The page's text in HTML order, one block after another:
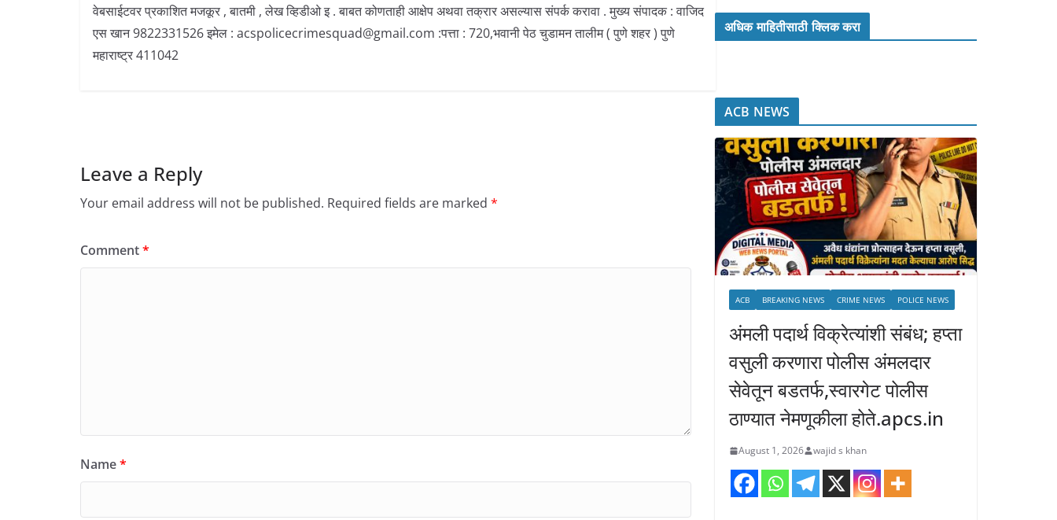
वेबसाईटवर प्रकाशित मजकूर , बातमी , लेख व्हिडीओ इ . बाबत कोणताही आक्षेप अथवा तक्रार असल्यास संपर्क करावा . मुख्य संपादक : वाजिद
एस खान 9822331526 इमेल : acspolicecrimesquad@gmail.com :पत्ता : 720,भवानी पेठ चुडामन तालीम ( पुणे शहर ) पुणे
महाराष्ट्र 411042
Leave a Reply
Your email address will not be published. Required fields are marked *
Comment*
Name*
अधिक माहितीसाठी क्लिक करा
ACB NEWS
ACB BREAKING NEWS CRIME NEWS POLICE NEWS
अंमली पदार्थ विक्रेत्यांशी संबंध; हप्ता
वसुली करणारा पोलीस अंमलदार
सेवेतून बडतर्फ,स्वारगेट पोलीस
ठाण्यात नेमणूकीला होते.apcs.in
August 1, 2026 wajid s khan